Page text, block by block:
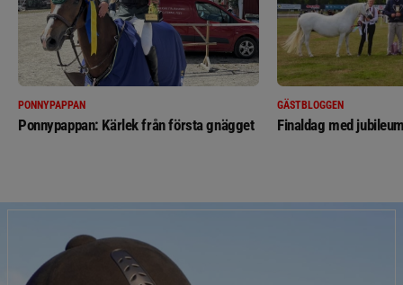
PONNYPAPPAN
Ponnypappan: Kärlek från första gnägget
GÄSTBLOGGEN
Finaldag med